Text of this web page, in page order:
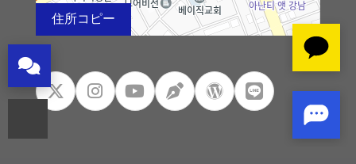
住所コピー
100m
로드뷰 길찾기 지도 크게 보기